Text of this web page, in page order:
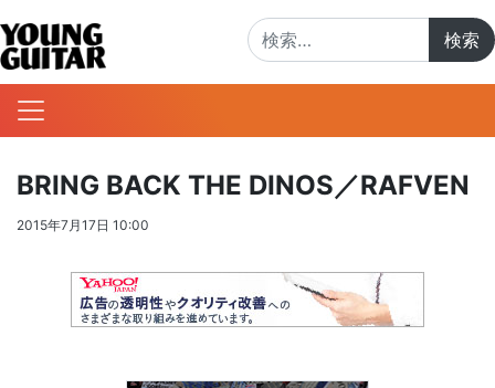
BRING BACK THE DINOS／RAFVEN
2015年7月17日 10:00